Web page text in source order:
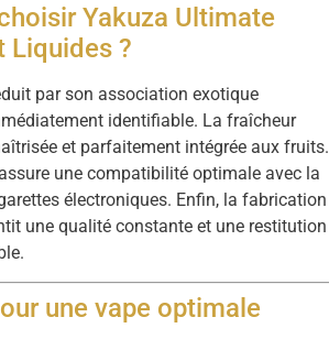
Yakuza Ultimate
Liquides ?
par son association exotique
identifiable. La fraîcheur
et parfaitement intégrée aux fruits.
une compatibilité optimale avec la
électroniques. Enfin, la fabrication
une qualité constante et une restitution
une vape optimale